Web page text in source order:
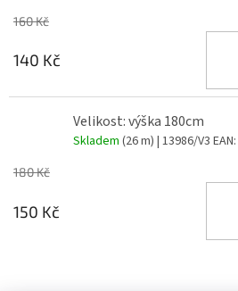
160 Kč
140 Kč
Velikost: výška 180cm
Skladem (26 m) | 13986/V3 EAN:
180 Kč
150 Kč